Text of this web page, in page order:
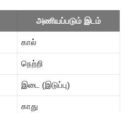
அணியப்படும் இடம்
கால்
நெற்றி
இடை (இடுப்பு)
காது